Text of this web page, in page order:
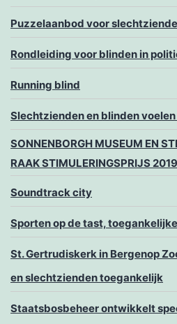
Puzzelaanbod voor
Rondleiding voor blinden in
Running blind
Slechtzienden en blinden voelen
SONNENBORGH MUSEUM EN
RAAK STIMULERINGSPRIJS 2019
Soundtrack city
Sporten op de tast,
St. Gertrudiskerk in Bergenop
en slechtzienden toegankelijk
Staatsbosbeheer ontwikkelt